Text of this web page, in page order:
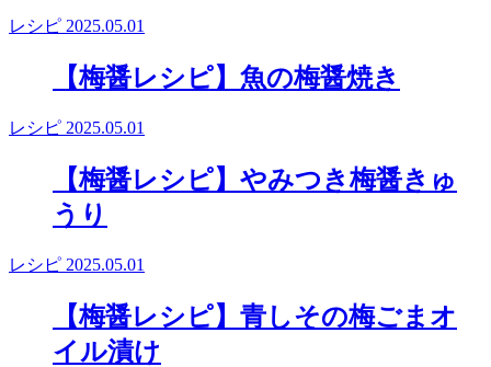
レシピ 2025.05.01
【梅醤レシピ】魚の梅醤焼き
レシピ 2025.05.01
【梅醤レシピ】やみつき梅醤きゅ
うり
レシピ 2025.05.01
【梅醤レシピ】青しその梅ごまオ
イル漬け